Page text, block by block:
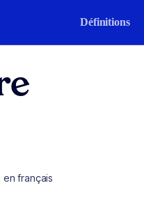
Définitions
français